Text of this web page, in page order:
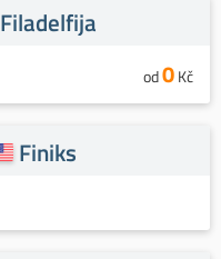
Filadelfija
od0Kč
Finiks